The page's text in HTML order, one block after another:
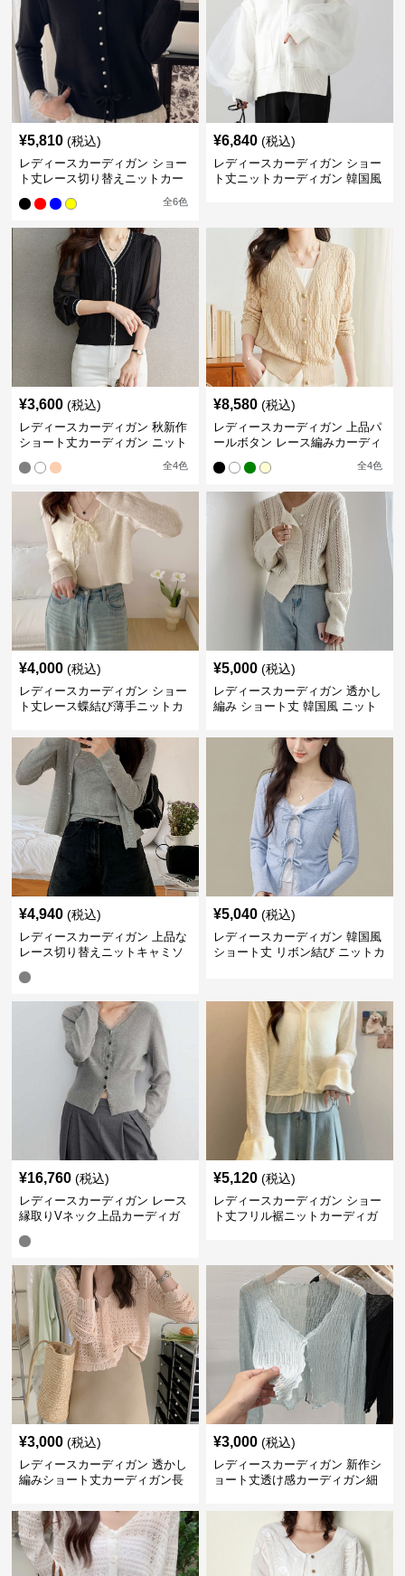
¥5,810 (税込)
レディースカーディガン ショー
ト丈レース切り替えニットカー
全6色
¥6,840 (税込)
レディースカーディガン ショー
ト丈ニットカーディガン 韓国風
¥3,600 (税込)
レディースカーディガン 秋新作
ショート丈カーディガン ニット
ボリューム袖 きれいめ やわらか
全4色
¥8,580 (税込)
レディースカーディガン 上品パ
ールボタン レース編みカーディ
全4色
¥4,000 (税込)
レディースカーディガン ショー
ト丈レース蝶結び薄手ニットカ
¥5,000 (税込)
レディースカーディガン 透かし
編み ショート丈 韓国風 ニット
¥4,940 (税込)
レディースカーディガン 上品な
レース切り替えニットキャミソ
ン
¥5,040 (税込)
レディースカーディガン 韓国風
ショート丈 リボン結び ニットカ
¥16,760 (税込)
レディースカーディガン レース
縁取りVネック上品カーディガ
¥5,120 (税込)
レディースカーディガン ショー
ト丈フリル裾ニットカーディガ
¥3,000 (税込)
レディースカーディガン 透かし
編みショート丈カーディガン長
¥3,000 (税込)
レディースカーディガン 新作シ
ョート丈透け感カーディガン細